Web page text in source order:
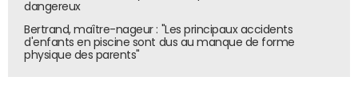
dangereux
Bertrand, maître-nageur : "Les principaux accidents
d'enfants en piscine sont dus au manque de forme
physique des parents"